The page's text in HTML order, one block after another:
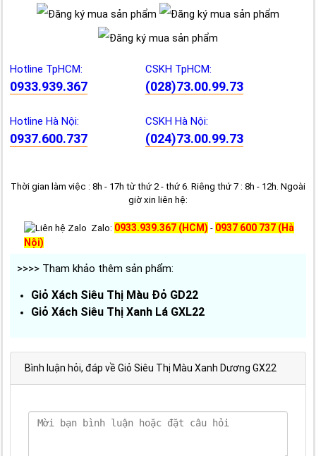
Hotline TpHCM:
0933.939.367
CSKH TpHCM:
(028)73.00.99.73
Hotline Hà Nội:
0937.600.737
CSKH Hà Nội:
(024)73.00.99.73
Thời gian làm việc : 8h - 17h từ thứ 2 - thứ 6. Riêng thứ 7 : 8h - 12h. Ngoài
giờ xin liên hệ:
Zalo: 0933.939.367 (HCM) - 0937 600 737 (Hà
Nội)
>>>> Tham khảo thêm sản phẩm:
Giỏ Xách Siêu Thị Màu Đỏ GD22
Giỏ Xách Siêu Thị Xanh Lá GXL22
Bình luận hỏi, đáp về Giỏ Siêu Thị Màu Xanh Dương GX22